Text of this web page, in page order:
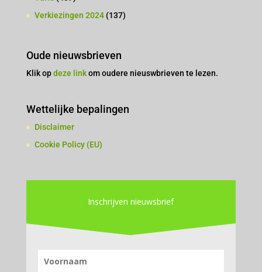
Verkiezingen 2024(137)
Oude nieuwsbrieven
Klik opdeze linkom oudere nieuswbrieven te lezen.
Wettelijke bepalingen
Disclaimer
Cookie Policy (EU)
Inschrijven nieuwsbrief